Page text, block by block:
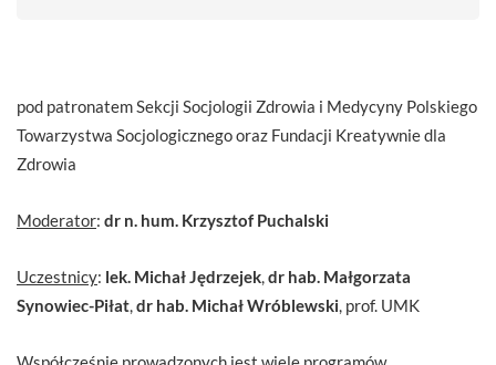
pod patronatem Sekcji Socjologii Zdrowia i Medycyny Polskiego
Towarzystwa Socjologicznego oraz Fundacji Kreatywnie dla
Zdrowia
Moderator: dr n. hum. Krzysztof Puchalski
Uczestnicy: lek. Michał Jędrzejek dr hab. Małgorzata
Synowiec-Piłat dr hab. Michał Wróblewski , prof. UMK